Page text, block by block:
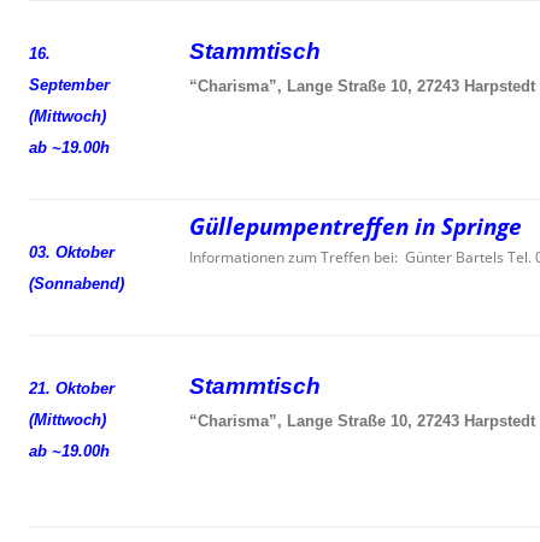
16.
September
(Mittwoch)
ab ~19.00h
Stammtisch
“Charisma”, Lange Straße 10, 27243 Harpstedt
03. Oktober
(Sonnabend)
Güllepumpentreffen in Springe
Informationen zum Treffen bei: Günter Bartels Tel.
21. Oktober
(Mittwoch)
ab ~19.00h
Stammtisch
“Charisma”, Lange Straße 10, 27243 Harpstedt